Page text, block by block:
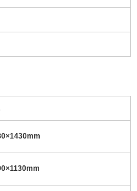
×1430mm
×1130mm